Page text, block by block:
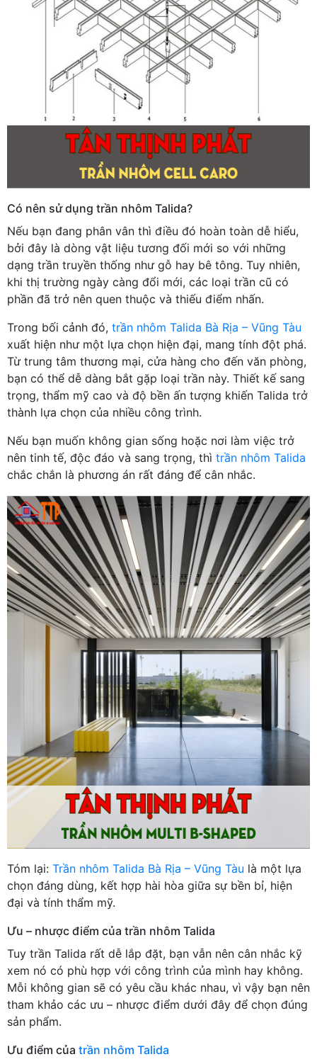
Có nên sử dụng trần nhôm Talida?
Nếu bạn đang phân vân thì điều đó hoàn toàn dễ hiểu,
bởi đây là dòng vật liệu tương đối mới so với những
dạng trần truyền thống như gỗ hay bê tông. Tuy nhiên,
khi thị trường ngày càng đổi mới, các loại trần cũ có
phần đã trở nên quen thuộc và thiếu điểm nhấn.
Trong bối cảnh đó, trần nhôm Talida Bà Rịa – Vũng Tàu
xuất hiện như một lựa chọn hiện đại, mang tính đột phá.
Từ trung tâm thương mại, cửa hàng cho đến văn phòng,
bạn có thể dễ dàng bắt gặp loại trần này. Thiết kế sang
trọng, thẩm mỹ cao và độ bền ấn tượng khiến Talida trở
thành lựa chọn của nhiều công trình.
Nếu bạn muốn không gian sống hoặc nơi làm việc trở
nên tinh tế, độc đáo và sang trọng, thì trần nhôm Talida
chắc chắn là phương án rất đáng để cân nhắc.
Tóm lại: Trần nhôm Talida Bà Rịa – Vũng Tàu là một lựa
chọn đáng dùng, kết hợp hài hòa giữa sự bền bỉ, hiện
đại và tính thẩm mỹ.
Ưu – nhược điểm của trần nhôm Talida
Tuy trần Talida rất dễ lắp đặt, bạn vẫn nên cân nhắc kỹ
xem nó có phù hợp với công trình của mình hay không.
Mỗi không gian sẽ có yêu cầu khác nhau, vì vậy bạn nên
tham khảo các ưu – nhược điểm dưới đây để chọn đúng
sản phẩm.
Ưu điểm của trần nhôm Talida